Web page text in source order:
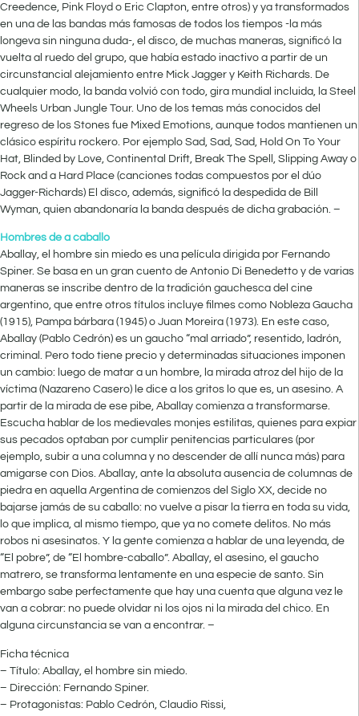
Creedence, Pink Floyd o Eric Clapton, entre otros) y ya transformados
en una de las bandas más famosas de todos los tiempos -la más
longeva sin ninguna duda-, el disco, de muchas maneras, significó la
vuelta al ruedo del grupo, que había estado inactivo a partir de un
circunstancial alejamiento entre Mick Jagger y Keith Richards. De
cualquier modo, la banda volvió con todo, gira mundial incluida, la Steel
Wheels Urban Jungle Tour. Uno de los temas más conocidos del
regreso de los Stones fue Mixed Emotions, aunque todos mantienen un
clásico espíritu rockero. Por ejemplo Sad, Sad, Sad, Hold On To Your
Hat, Blinded by Love, Continental Drift, Break The Spell, Slipping Away o
Rock and a Hard Place (canciones todas compuestos por el dúo
Jagger-Richards) El disco, además, significó la despedida de Bill
Wyman, quien abandonaría la banda después de dicha grabación. –
Hombres de a caballo
Aballay, el hombre sin miedo es una película dirigida por Fernando
Spiner. Se basa en un gran cuento de Antonio Di Benedetto y de varias
maneras se inscribe dentro de la tradición gauchesca del cine
argentino, que entre otros títulos incluye filmes como Nobleza Gaucha
(1915), Pampa bárbara (1945) o Juan Moreira (1973). En este caso,
Aballay (Pablo Cedrón) es un gaucho “mal arriado”, resentido, ladrón,
criminal. Pero todo tiene precio y determinadas situaciones imponen
un cambio: luego de matar a un hombre, la mirada atroz del hijo de la
víctima (Nazareno Casero) le dice a los gritos lo que es, un asesino. A
partir de la mirada de ese pibe, Aballay comienza a transformarse.
Escucha hablar de los medievales monjes estilitas, quienes para expiar
sus pecados optaban por cumplir penitencias particulares (por
ejemplo, subir a una columna y no descender de allí nunca más) para
amigarse con Dios. Aballay, ante la absoluta ausencia de columnas de
piedra en aquella Argentina de comienzos del Siglo XX, decide no
bajarse jamás de su caballo: no vuelve a pisar la tierra en toda su vida,
lo que implica, al mismo tiempo, que ya no comete delitos. No más
robos ni asesinatos. Y la gente comienza a hablar de una leyenda, de
“El pobre”, de “El hombre-caballo”. Aballay, el asesino, el gaucho
matrero, se transforma lentamente en una especie de santo. Sin
embargo sabe perfectamente que hay una cuenta que alguna vez le
van a cobrar: no puede olvidar ni los ojos ni la mirada del chico. En
alguna circunstancia se van a encontrar. –
Ficha técnica
– Título: Aballay, el hombre sin miedo.
– Dirección: Fernando Spiner.
– Protagonistas: Pablo Cedrón, Claudio Rissi,